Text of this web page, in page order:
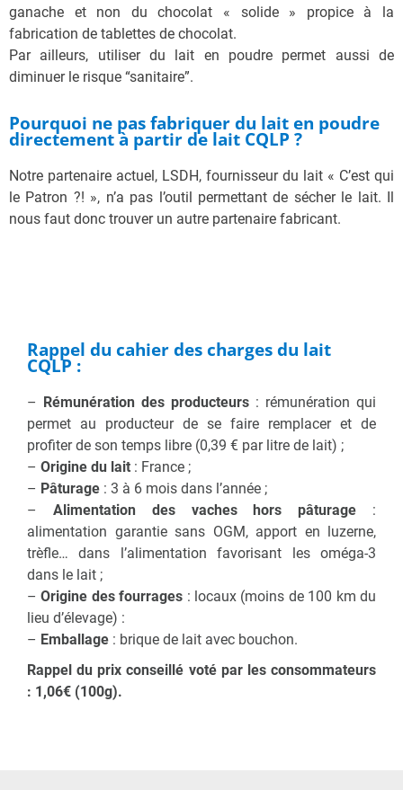
ganache et non du chocolat « solide » propice à la
fabrication de tablettes de chocolat.
Par ailleurs, utiliser du lait en poudre permet aussi de
diminuer le risque “sanitaire”.
Pourquoi ne pas fabriquer du lait en poudre
directement à partir de lait CQLP ?
Notre partenaire actuel, LSDH, fournisseur du lait « C’est qui
le Patron ?! », n’a pas l’outil permettant de sécher le lait. Il
nous faut donc trouver un autre partenaire fabricant.
Rappel du cahier des charges du lait
CQLP :
– Rémunération des producteurs : rémunération qui
permet au producteur de se faire remplacer et de
profiter de son temps libre (0,39 € par litre de lait) ;
– Origine du lait : France ;
– Pâturage : 3 à 6 mois dans l’année ;
– Alimentation des vaches hors pâturage :
alimentation garantie sans OGM, apport en luzerne,
trèfle… dans l’alimentation favorisant les oméga-3
dans le lait ;
–Origine des fourrages : locaux (moins de 100 km du
lieu d’élevage) :
– Emballage : brique de lait avec bouchon.
Rappel du prix conseillé voté par les consommateurs
: 1,06€ (100g).​